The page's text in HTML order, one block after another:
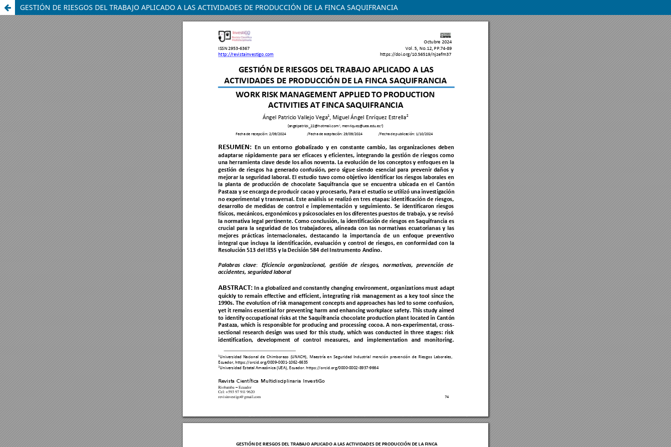
GESTIÓN DE RIESGOS DEL TRABAJO APLICADO A LAS ACTIVIDADES DE PRODUCCIÓN DE LA FINCA SAQUIFRANCIA